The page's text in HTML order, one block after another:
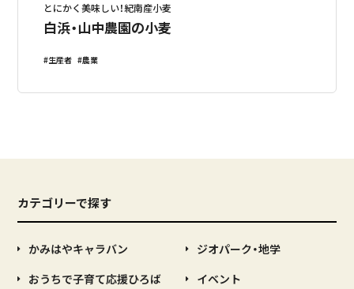
とにかく美味しい！紀南産小麦
白浜・山中農園の小麦
生産者 農業
カテゴリーで探す
かみはやキャラバン
おうちで子育て応援ひろば
ジオパーク・地学
イベント